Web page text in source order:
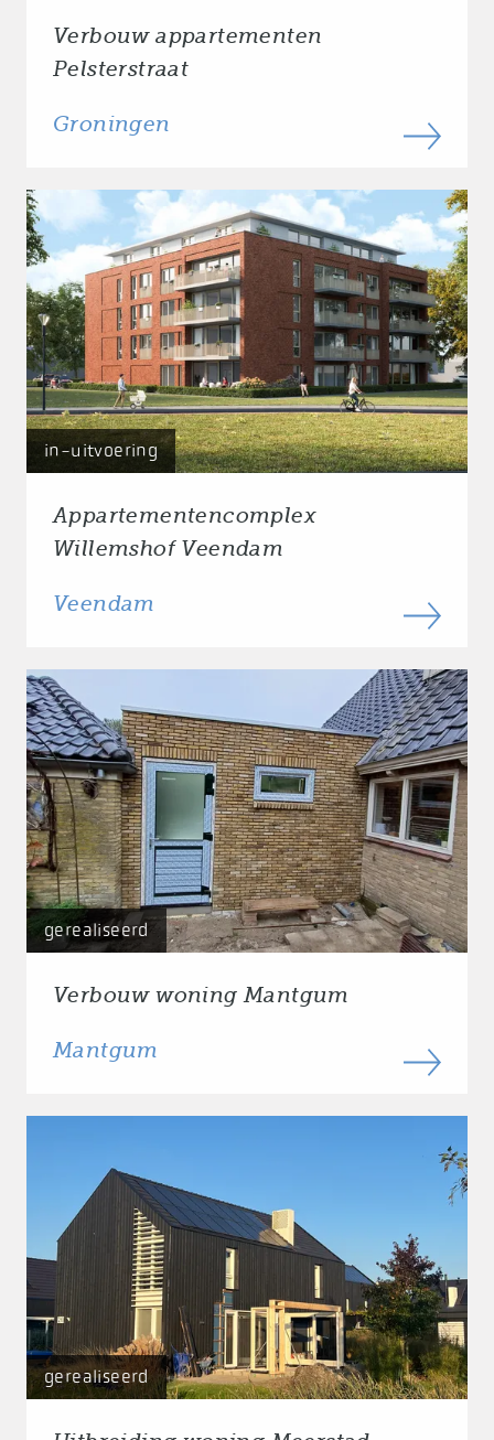
Verbouw appartementen
Pelsterstraat
Groningen
in-uitvoering
Appartementencomplex
Willemshof Veendam
Veendam
gerealiseerd
Verbouw woning Mantgum
Mantgum
gerealiseerd